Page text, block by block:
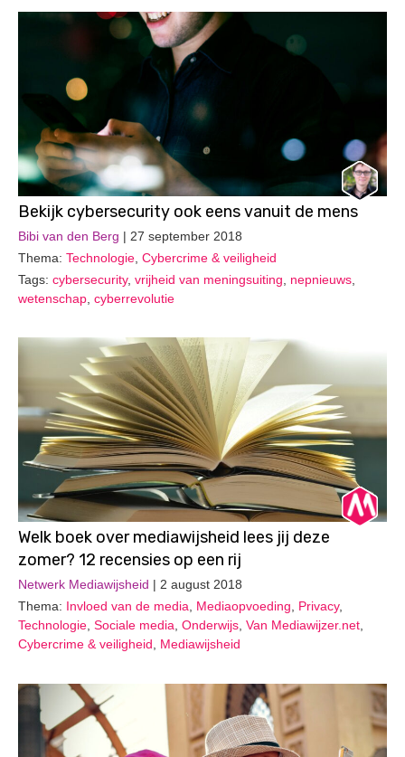
Bekijk cybersecurity ook eens vanuit de mens
Bibi van den Berg | 27 september 2018
Thema: Technologie Cybercrime & veiligheid
Tags: cybersecurity, vrijheid van meningsuiting nepnieuws
wetenschap cyberrevolutie
Welk boek over mediawijsheid lees jij deze
zomer? 12 recensies op een rij
Netwerk Mediawijsheid | 2 august 2018
Thema: Invloed van de media Mediaopvoeding Privacy,
Technologie Sociale media Onderwijs Van Mediawijzer.net
Cybercrime & veiligheid
Mediawijsheid